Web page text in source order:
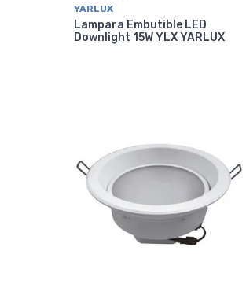
YARLUX
Lampara Embutible LED
Downlight 15W YLX YARLUX